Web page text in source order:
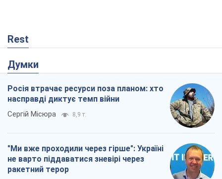
Rest
Думки
Росія втрачає ресурси поза планом: хто
насправді диктує темп війни
Сергій Місюра 8,9 т.
"Ми вже проходили через гірше": Україні
не варто піддаватися зневірі через
ракетний терор